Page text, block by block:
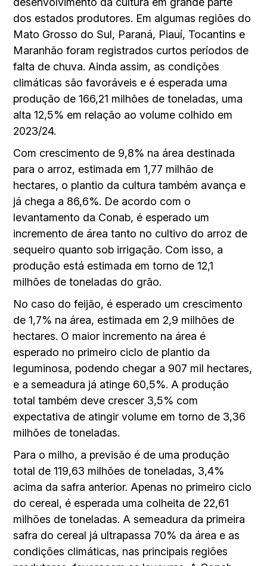
dos estados produtores. Em algumas regiões do
Mato Grosso do Sul, Paraná, Piauí, Tocantins e
Maranhão foram registrados curtos períodos de
falta de chuva. Ainda assim, as condições
climáticas são favoráveis e é esperada uma
produção de 166,21 milhões de toneladas, uma
alta 12,5% em relação ao volume colhido em
2023/24.
Com crescimento de 9,8% na área destinada
para o arroz, estimada em 1,77 milhão de
hectares, o plantio da cultura também avança e
já chega a 86,6%. De acordo com o
levantamento da Conab, é esperado um
incremento de área tanto no cultivo do arroz de
sequeiro quanto sob irrigação. Com isso, a
produção está estimada em torno de 12,1
milhões de toneladas do grão.
No caso do feijão, é esperado um crescimento
de 1,7% na área, estimada em 2,9 milhões de
hectares. O maior incremento na área é
esperado no primeiro ciclo de plantio da
leguminosa, podendo chegar a 907 mil hectares,
e a semeadura já atinge 60,5%. A produção
total também deve crescer 3,5% com
expectativa de atingir volume em torno de 3,36
milhões de toneladas.
Para o milho, a previsão é de uma produção
total de 119,63 milhões de toneladas, 3,4%
acima da safra anterior. Apenas no primeiro ciclo
do cereal, é esperada uma colheita de 22,61
milhões de toneladas. A semeadura da primeira
safra do cereal já ultrapassa 70% da área e as
condições climáticas, nas principais regiões